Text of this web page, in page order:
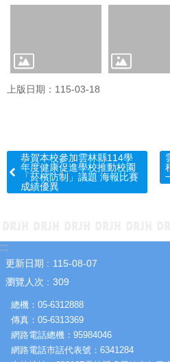
專
園
成
果
區
區
熱
門
鍵
字
網
上版日期：115-03-18
恭賀本校參加雲林縣114學
年度健康促進學校推動校園
「菸檳防制」議題 海報比賽
成績優異
:::
更新日期
115-08-07
瀏覽人次
309
總機：05-6312888
傳真：05-6313369
網路電話總機：95984046
網路電話市話代表號：6341284